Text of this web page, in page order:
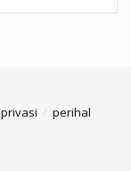
privasi perihal